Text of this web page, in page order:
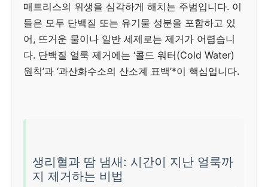
매트리스의 위생을 심각하게 해치는 주범입니다. 이
들은 모두 단백질 또는 유기물 성분을 포함하고 있
어, 뜨거운 물이나 일반 세제로는 제거가 어렵습니
다. 단백질 얼룩 제거에는 ‘콜드 워터(Cold Water)
원칙’과 ‘과산화수소의 산소계 표백’*이 핵심입니다.
생리혈과 땀 냄새: 시간이 지난 얼룩까
지 제거하는 비법